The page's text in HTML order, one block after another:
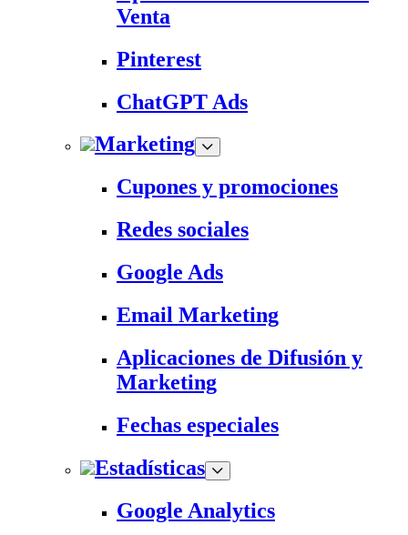
Venta
Pinterest
ChatGPT Ads
Marketing
Cupones y promociones
Redes sociales
Google Ads
Email Marketing
Aplicaciones de Difusión y
Marketing
Fechas especiales
Estadísticas
Google Analytics